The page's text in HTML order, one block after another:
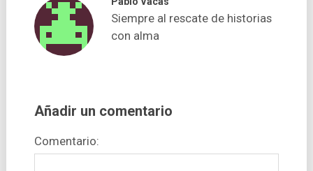
Siempre al rescate de historias
con alma
Añadir un comentario
Comentario: